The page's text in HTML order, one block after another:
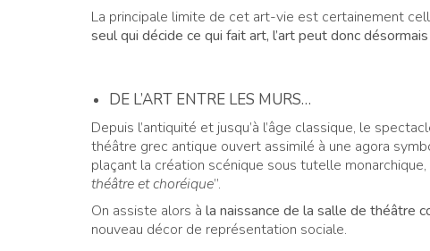
La principale limite de cet art-vie est certainement
seul qui décide ce qui fait art, l’art peut donc
DE L’ART ENTRE LES MURS…
Depuis l’antiquité et jusqu’à l’âge classique, le
théâtre grec antique ouvert assimilé à une agora
plaçant la création scénique sous tutelle
théâtre et choréique”.
On assiste alors à la naissance de la salle de théâtre
nouveau décor de représentation sociale.